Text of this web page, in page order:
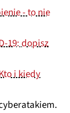
- to nie
19: dopisz
i kiedy